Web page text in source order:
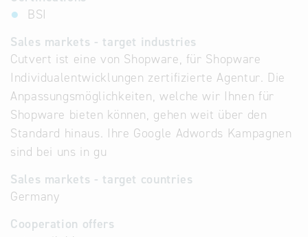
BSI
Sales markets - target industries
Cutvert ist eine von Shopware, für Shopware
Individualentwicklungen zertifizierte Agentur. Die
Anpassungsmöglichkeiten, welche wir Ihnen für
Shopware bieten können, gehen weit über den
Standard hinaus. Ihre Google Adwords Kampagnen
sind bei uns in gu
Sales markets - target countries
Germany
Cooperation offers